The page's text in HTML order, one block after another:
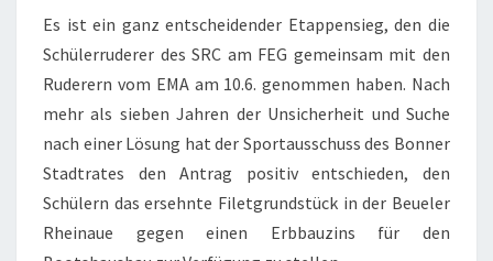
Es ist ein ganz entscheidender Etappensieg, den die
Schülerruderer des SRC am FEG gemeinsam mit den
Ruderern vom EMA am 10.6. genommen haben. Nach
mehr als sieben Jahren der Unsicherheit und Suche
nach einer Lösung hat der Sportausschuss des Bonner
Stadtrates den Antrag positiv entschieden, den
Schülern das ersehnte Filetgrundstück in der Beueler
Rheinaue gegen einen Erbbauzins für den